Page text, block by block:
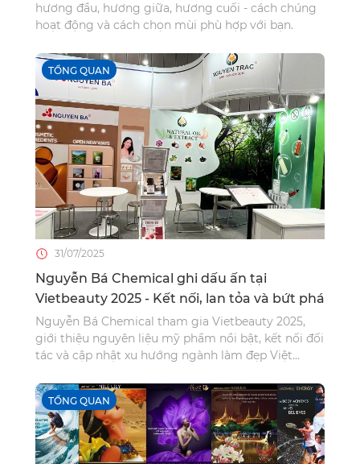
hương đầu, hương giữa, hương cuối - cách chúng
hoạt động và cách chọn mùi phù hợp với bạn.
TỔNG QUAN
31/07/2025
Nguyễn Bá Chemical ghi dấu ấn tại
Vietbeauty 2025 - Kết nối, lan tỏa và bứt phá
Nguyễn Bá Chemical tham gia Vietbeauty 2025,
giới thiệu nguyên liệu mỹ phẩm nổi bật, kết nối đối
tác và cập nhật xu hướng ngành làm đẹp Việt
TỔNG QUAN